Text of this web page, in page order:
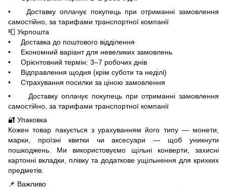
• Доставку оплачує покупець при отриманні замовлення
самостійно, за тарифами транспортної компанії
📮 Укрпошта
• Доставка до поштового відділення
• Економний варіант для невеликих замовлень
• Орієнтовний термін: 3–7 робочих днів
• Відправлення щодня (крім суботи та неділі)
• Страхування посилки за ціною замовлення
• Доставку оплачує покупець при отриманні замовлення
самостійно, за тарифами транспортної компанії
🔐 Упаковка
Кожен товар пакується з урахуванням його типу — монети,
марки, проїзні квитки чи аксесуари — щоб уникнути
пошкоджень. Ми використовуємо щільні конверти, захисні
картонні вкладки, плівку та додаткове ущільнення для крихких
предметів.
📌 Важливо